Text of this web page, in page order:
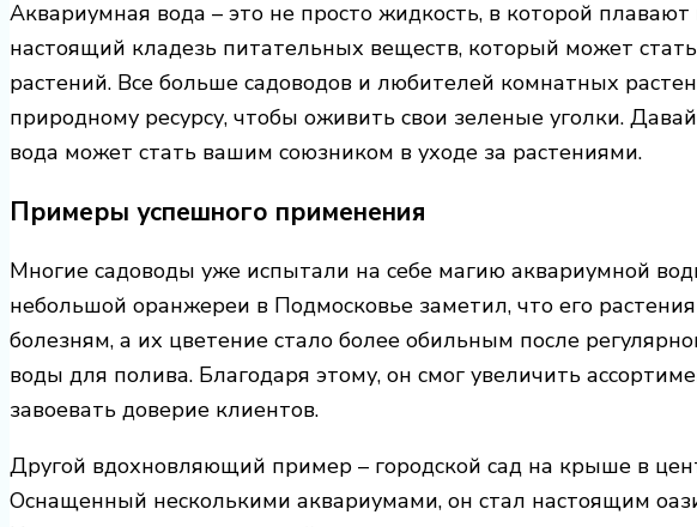
Аквариумная вода – это не просто жидкость, в которой
настоящий кладезь питательных веществ, который может
растений. Все больше садоводов и любителей комнатных
природному ресурсу, чтобы оживить свои зеленые уголки.
вода может стать вашим союзником в уходе за растениями.
Примеры успешного применения
Многие садоводы уже испытали на себе магию аквариумной
небольшой оранжереи в Подмосковье заметил, что его
болезням, а их цветение стало более обильным после
воды для полива. Благодаря этому, он смог увеличить
завоевать доверие клиентов.
Другой вдохновляющий пример – городской сад на крыше в
Оснащенный несколькими аквариумами, он стал настоящим